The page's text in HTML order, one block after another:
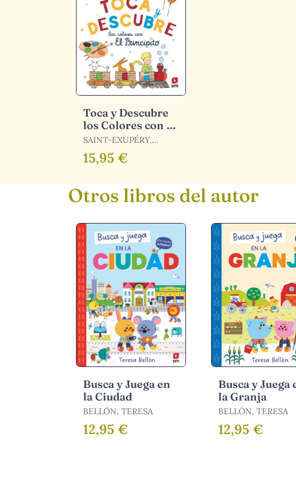
Toca y Descubre
los Colores con el
Principito
SAINT-EXUPÉRY,
ANTOINE DE
15,95 €
Otros libros del autor
Busca y Juega en
la Ciudad
BELLÓN, TERESA
12,95 €
Busca y Juega
la Granja
BELLÓN, TERESA
12,95 €